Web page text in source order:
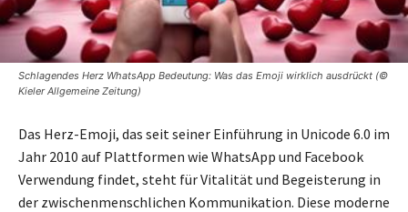
Schlagendes Herz WhatsApp Bedeutung: Was das Emoji wirklich ausdrückt (©
Kieler Allgemeine Zeitung)
Das Herz-Emoji, das seit seiner Einführung in Unicode 6.0 im
Jahr 2010 auf Plattformen wie WhatsApp und Facebook
Verwendung findet, steht für Vitalität und Begeisterung in
der zwischenmenschlichen Kommunikation. Diese moderne